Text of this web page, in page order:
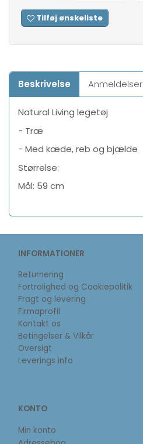
Tilføj ønskeliste
Beskrivelse Anmeldelser
Natural Living legetøj
- Træ
- Med kæde, reb og bjælde
Størrelse:
Mål: 59 cm
INFORMATIONER
Returnering
Fortrolighed og Cookiepolitik
Fragt og levering
Firmaprofil
Kontakt os
Betingelser & Vilkår
Oversigt
Leverings info
KONTO
Min konto